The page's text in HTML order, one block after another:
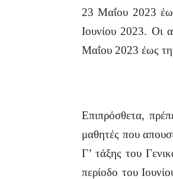
23 Μαΐου 2023
Ιουνίου 2023. Οι
Μαΐου 2023 έως
Επιπρόσθετα,
μαθητές που
Γ’ τάξης του
περίοδο του